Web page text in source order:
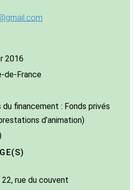
2016
de-France
financement : Fonds privés
d’animation)
rue du couvent